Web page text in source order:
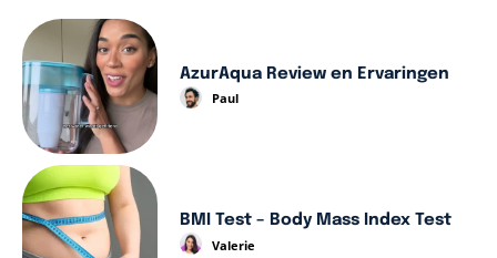
AzurAqua Review en Ervaringen
Paul
BMI Test – Body Mass Index Test
Valerie